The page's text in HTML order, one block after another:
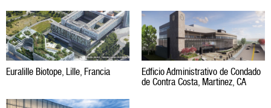
Euralille Biotope, Lille, Francia
Edficio Administrativo de Condado
de Contra Costa, Martinez, CA